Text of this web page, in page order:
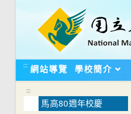
::: 網站導覽 學校簡介
:::
馬高80週年校慶